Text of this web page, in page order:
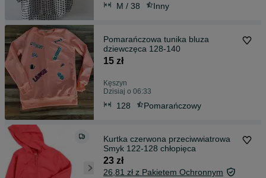
M / 38 Inny
Pomarańczowa tunika bluza
dziewczęca 128-140
15 zł
Kęszyn
Dzisiaj o 06:33
128 Pomarańczowy
Kurtka czerwona przeciwwiatrowa
Smyk 122-128 chłopięca
23 zł
26,81 zł z Pakietem Ochronnym